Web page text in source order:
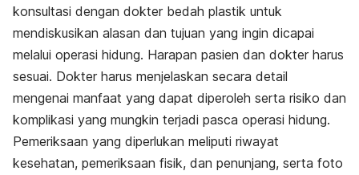
konsultasi dengan dokter bedah plastik untuk
mendiskusikan alasan dan tujuan yang ingin dicapai
melalui operasi hidung. Harapan pasien dan dokter harus
sesuai. Dokter harus menjelaskan secara detail
mengenai manfaat yang dapat diperoleh serta risiko dan
komplikasi yang mungkin terjadi pasca operasi hidung.
Pemeriksaan yang diperlukan meliputi riwayat
kesehatan, pemeriksaan fisik, dan penunjang, serta foto